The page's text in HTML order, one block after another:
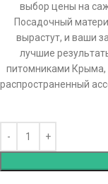
выбор цены на
Посадочный
вырастут, и ваши
лучшие
питомниками Крыма,
распространенный